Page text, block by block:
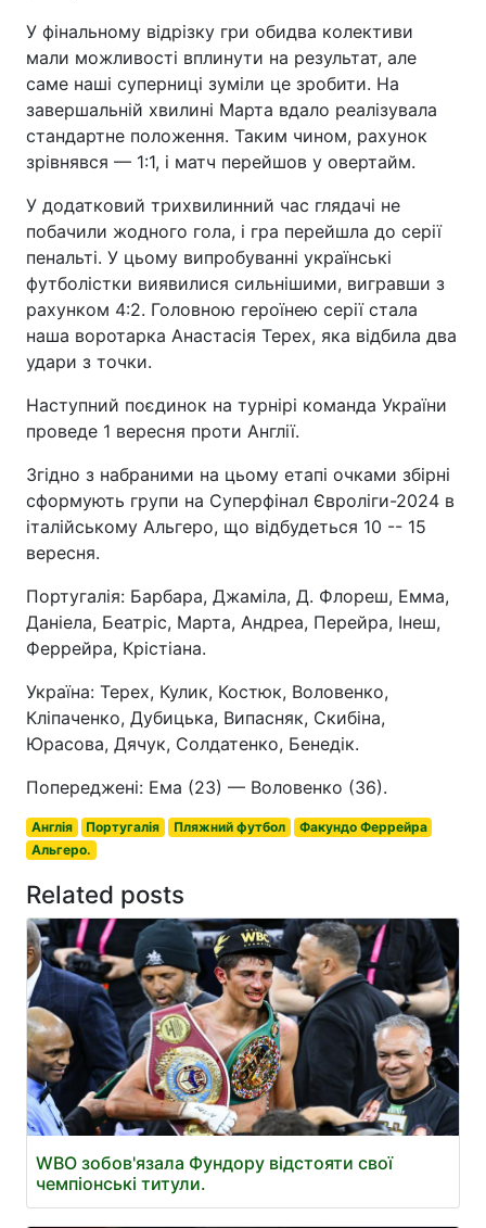
У фінальному відрізку гри обидва колективи
мали можливості вплинути на результат, але
саме наші суперниці зуміли це зробити. На
завершальній хвилині Марта вдало реалізувала
стандартне положення. Таким чином, рахунок
зрівнявся — 1:1, і матч перейшов у овертайм.
У додатковий трихвилинний час глядачі не
побачили жодного гола, і гра перейшла до серії
пенальті. У цьому випробуванні українські
футболістки виявилися сильнішими, вигравши з
рахунком 4:2. Головною героїнею серії стала
наша воротарка Анастасія Терех, яка відбила два
удари з точки.
Наступний поєдинок на турнірі команда України
проведе 1 вересня проти Англії.
Згідно з набраними на цьому етапі очками збірні
сформують групи на Суперфінал Євроліги-2024 в
італійському Альгеро, що відбудеться 10 -- 15
вересня.
Португалія: Барбара, Джаміла, Д. Флореш, Емма,
Даніела, Беатріс, Марта, Андреа, Перейра, Інеш,
Феррейра, Крістіана.
Україна: Терех, Кулик, Костюк, Воловенко,
Кліпаченко, Дубицька, Випасняк, Скибіна,
Юрасова, Дячук, Солдатенко, Бенедік.
Попереджені: Ема (23) — Воловенко (36).
Англія Португалія Пляжний футбол
Факундо Феррейра
Альгеро.
Related posts
WBO зобов'язала Фундору відстояти свої
чемпіонські титули.